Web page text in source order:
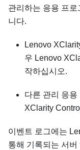
관리하는 응용 프
니다.
Lenovo
우 Lenovo
작하십시오.
다른 관리 응
XClarity
이벤트 로그에는
통해 기록되는 서